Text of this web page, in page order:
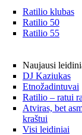
Ratilio klubas
Ratilio 50
Ratilio 55
Naujausi
DJ Kaziukas
Etnožadintuvai
Ratilio – ratui
Atviras, bet
kraštui
Visi leidiniai